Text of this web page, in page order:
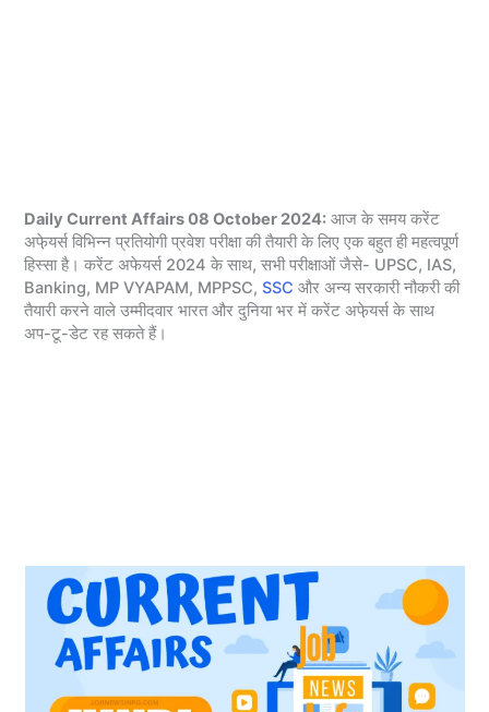
Daily Current Affairs 08 October 2024: आज के समय करेंट
अफे़यर्स विभिन्न प्रतियोगी प्रवेश परीक्षा की तैयारी के लिए एक बहुत ही महत्वपूर्ण
हिस्सा है। करेंट अफेयर्स 2024 के साथ, सभी परीक्षाओं जैसे- UPSC, IAS,
Banking, MP VYAPAM, MPPSC,SSC और अन्य सरकारी नौकरी की
तैयारी करने वाले उम्मीदवार भारत और दुनिया भर में करेंट अफे़यर्स के साथ
अप-टू-डेट रह सकते हैं।